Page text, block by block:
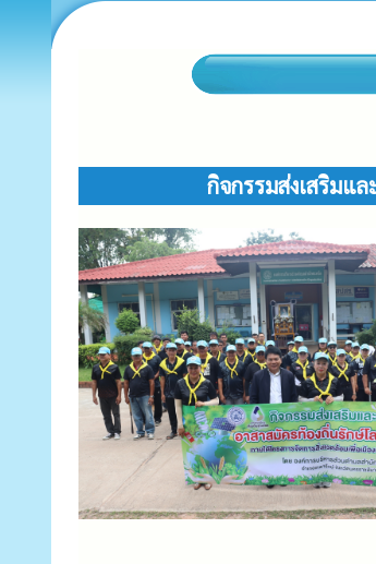
กิจกรรมส่งเสริมแ